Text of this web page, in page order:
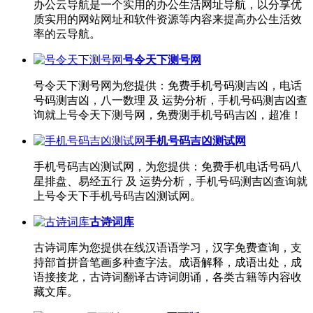
办公云导航是一个实用的办公生活网址导航，以分享优
质实用的网站网址和软件资源等内容来提高办公生活效
率的云导航。
号令天下测号网
号令天下测号网为您提供：免费手机号码测吉凶，电话
号码测吉凶，八一数理 及 运势分析，手机号码测吉凶查
询就上号令天下测号网，免费测手机号码吉凶，超准！
手机号码吉凶测试网
手机号码吉凶测试网，为您提供：免费手机电话号码八
星排盘、易经五行 及 运势分析，手机号码测吉凶查询就
上号令天下手机号码吉凶测试网。
古诗词库
古诗词库为您提供在线汉语语学习，汉字免费查询，支
持部首拼音笔画多种查字法。成语解释，成语出处，成
语接接龙，古诗词翻译古诗词朗诵，各类古籍等内容收
藏文库。